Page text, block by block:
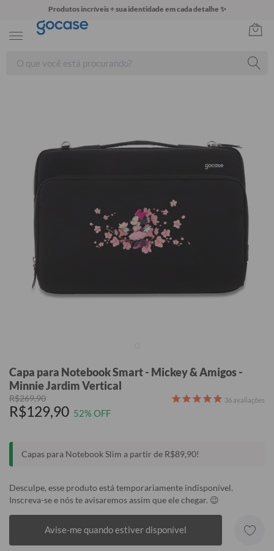
Produtos incríveis + sua identidade em cada detalhe ✨
Capa para Notebook Smart - Mickey & Amigos -
Minnie Jardim Vertical
R$269,90
R$129,90 52% OFF
36 avaliações
Capas para Notebook Slim a partir de R$89,90!
Desculpe, esse produto está temporariamente indisponível.
Inscreva-se e nós te avisaremos assim que ele chegar. 😉
Avise-me quando estiver disponível